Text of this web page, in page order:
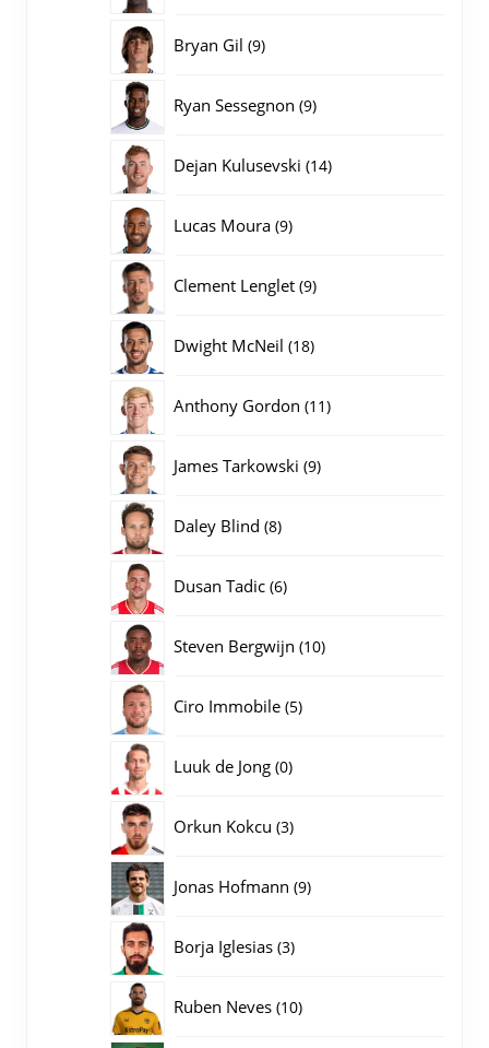
Bryan Gil 99
Ryan Sessegnon 99
Dejan Kulusevski 1414
Lucas Moura 99
Clement Lenglet 99
Dwight McNeil 1818
Anthony Gordon 1111
James Tarkowski 99
Daley Blind 88
Dusan Tadic 66
Steven Bergwijn 1010
Ciro Immobile 55
Luuk de Jong 00
Orkun Kokcu 33
Jonas Hofmann 99
Borja Iglesias 33
Ruben Neves 1010